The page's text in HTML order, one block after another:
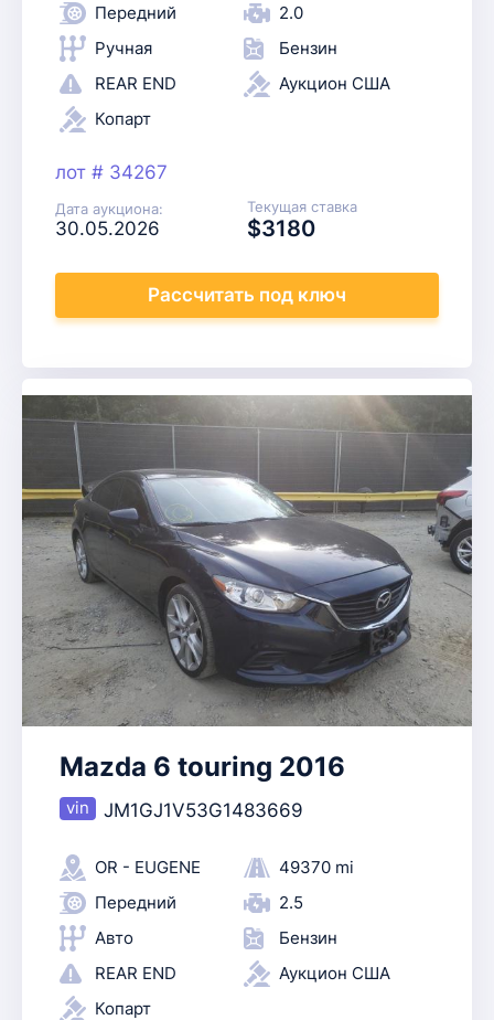
Передний
2.0
Ручная
Бензин
REAR END
Аукцион США
Копарт
лот # 34267
Дата аукциона:
30.05.2026
Текущая ставка
$3180
Рассчитать под ключ
Mazda 6 touring 2016
JM1GJ1V53G1483669
OR - EUGENE
49370 mi
Передний
2.5
Авто
Бензин
REAR END
Аукцион США
Копарт